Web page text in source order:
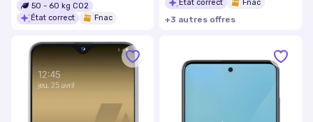
50 - 60 kg CO2
État correct
Fnac
État correct Fnac
+3 autres offres